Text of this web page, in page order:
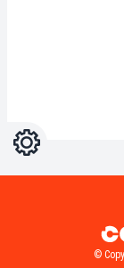
Réglages
©